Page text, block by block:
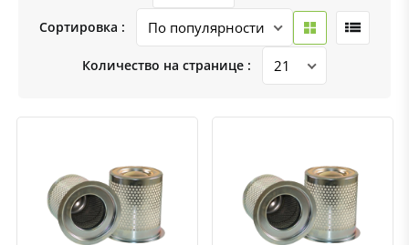
Сортировка :
Количество на странице :
Быстрый просмотрДобавить к сравнению
Добавить в избранное Быстрый просмотрДобавить к сравнению
Добавить в избранное